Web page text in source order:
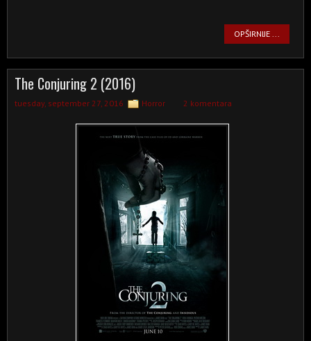
OPŠIRNIJE ...
The Conjuring 2 (2016)
tuesday, september 27, 2016 Horror 2 komentara